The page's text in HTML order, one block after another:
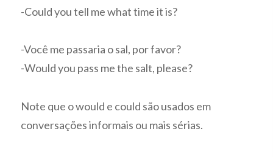
-Could you tell me what time it is?
-Você me passaria o sal, por favor?
-Would you pass me the salt, please?
Note que o would e could são usados em
conversações informais ou mais sérias.